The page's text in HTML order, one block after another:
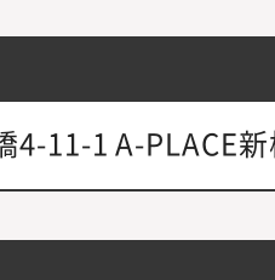
4-11-1 A-PLACE